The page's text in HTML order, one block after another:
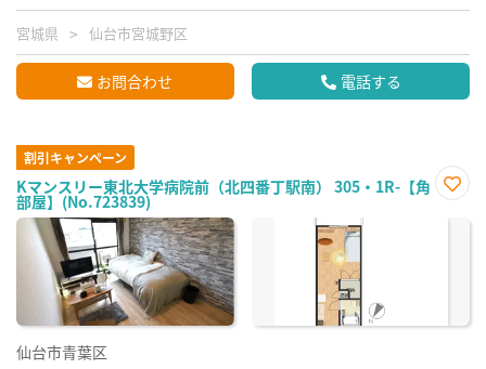
宮城県 仙台市宮城野区
お問合わせ 電話する
割引キャンペーン
Kマンスリー東北大学病院前（北四番丁駅南） 305・1R-【角
部屋】(No.723839)
に入
仙台市青葉区